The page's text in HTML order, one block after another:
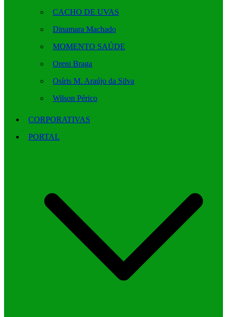
CACHO DE UVAS
Dinamara Machado
MOMENTO SAÚDE
Oreni Braga
Osíris M. Araújo da Silva
Wilson Périco
CORPORATIVAS
PORTAL